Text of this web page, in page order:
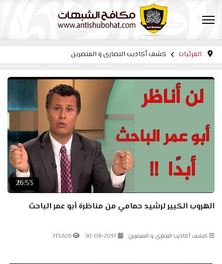
المرئيات كشف أكاذيب النصارى و المنصرين
26:53
الهروب الكبير لرشيد حمامي من مناظرة أبو عمر الباحث
كشف أكاذيب النصارى و المنصرين 30-08-2017
213.626